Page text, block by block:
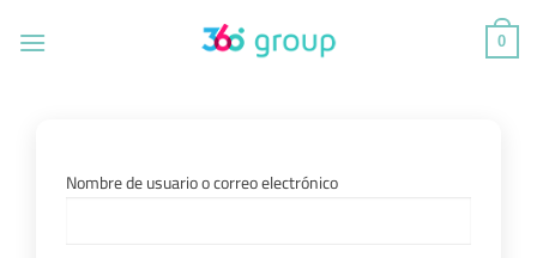
0
Nombre de usuario o correo electrónico